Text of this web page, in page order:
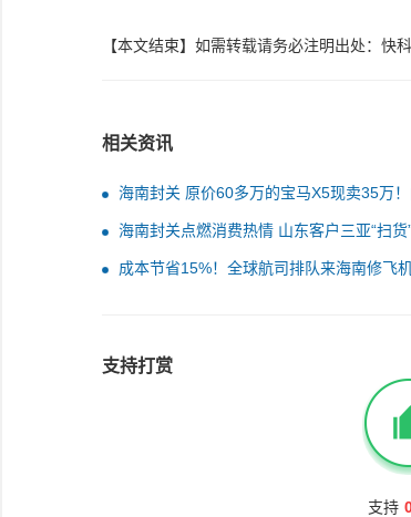
【本文结束】如需转载请务必注明出处：快
相关资讯
海南封关 原价60多万的宝马X5现卖35万
买不了
海南封关点燃消费热情 山东客户三亚“扫货
成本节省15%！全球航司排队来海南修飞
支持打赏
支持